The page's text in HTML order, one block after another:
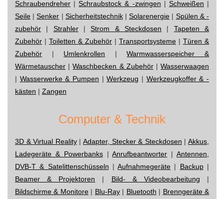
Schraubendreher |Schraubstock & -zwingen | Schweißen |
Seile |Senker | Sicherheitstechnik|Solarenergie | Spülen & -
zubehör | Strahler|Strom & Steckdosen | Tapeten &
Zubehör | Toiletten & Zubehör | Transportsysteme | Türen &
Zubehör | Umlenkrollen |Warmwasserspeicher &
Wärmetauscher |Waschbecken & Zubehör|Wasserwaagen
| Wasserwerke & Pumpen |Werkzeug | Werkzeugkoffer & -
kästen | Zangen
Computer & Technik
3D & Virtual Reality|Adapter, Stecker & Steckdosen |Akkus,
Ladegeräte & Powerbanks|Anrufbeantworter |Antennen,
DVB-T & Satelittenschüsseln |Aufnahmegeräte | Backup|
Beamer & Projektoren | Bild- & Videobearbeitung |
Bildschirme & Monitore| Blu-Ray| Bluetooth | Brenngeräte &